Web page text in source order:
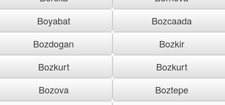
Boyabat
Bozcaada
Bozdogan
Bozkir
Bozkurt
Bozkurt
Bozova
Boztepe